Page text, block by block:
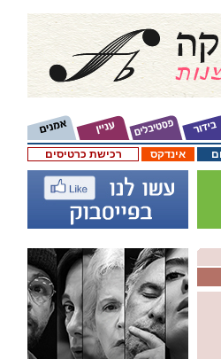
רכישת כרטיסים אינדקס